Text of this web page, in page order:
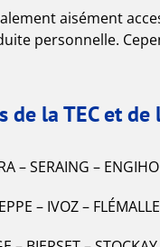
aisément
personnelle.
de la TEC et de
– SERAING –
– IVOZ –